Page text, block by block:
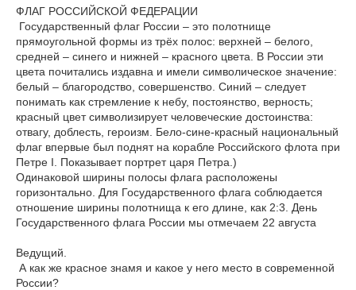
ФЛАГ РОССИЙСКОЙ ФЕДЕРАЦИИ
Государственный флаг России – это полотнище
прямоугольной формы из трёх полос: верхней – белого,
средней – синего и нижней – красного цвета. В России эти
цвета почитались издавна и имели символическое значение:
белый – благородство, совершенство. Синий – следует
понимать как стремление к небу, постоянство, верность;
красный цвет символизирует человеческие достоинства:
отвагу, доблесть, героизм. Бело-сине-красный национальный
флаг впервые был поднят на корабле Российского флота при
Петре I. Показывает портрет царя Петра.)
Одинаковой ширины полосы флага расположены
горизонтально. Для Государственного флага соблюдается
отношение ширины полотнища к его длине, как 2:3. День
Государственного флага России мы отмечаем 22 августа
Ведущий.
А как же красное знамя и какое у него место в современной
России?